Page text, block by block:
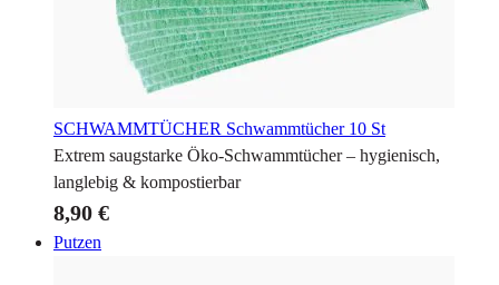
SCHWAMMTÜCHER Schwammtücher 10 St
Extrem saugstarke Öko-Schwammtücher – hygienisch,
langlebig & kompostierbar
8,90 €
Putzen